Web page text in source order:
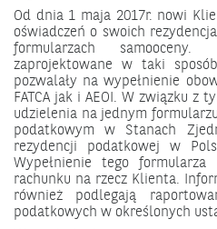
Od dnia 1 maja 2017r. nowi
oświadczeń o swoich
formularzach
zaprojektowane w taki
pozwalały na wypełnienie
FATCA jak i AEOI. W związku z
udzielenia na jednym
podatkowym w Stanach
rezydencji podatkowej w
Wypełnienie tego
rachunku na rzecz Klienta.
również podlegają
podatkowych w określonych